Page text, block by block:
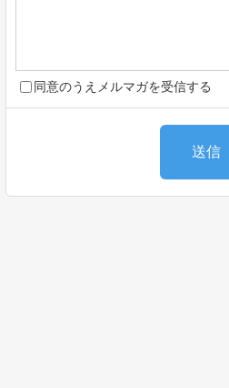
同意のうえメルマガを受信する
送信